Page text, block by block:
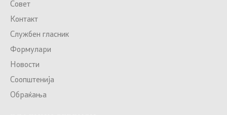
Совет
Контакт
Службен гласник
Формулари
Новости
Соопштенија
Обраќања